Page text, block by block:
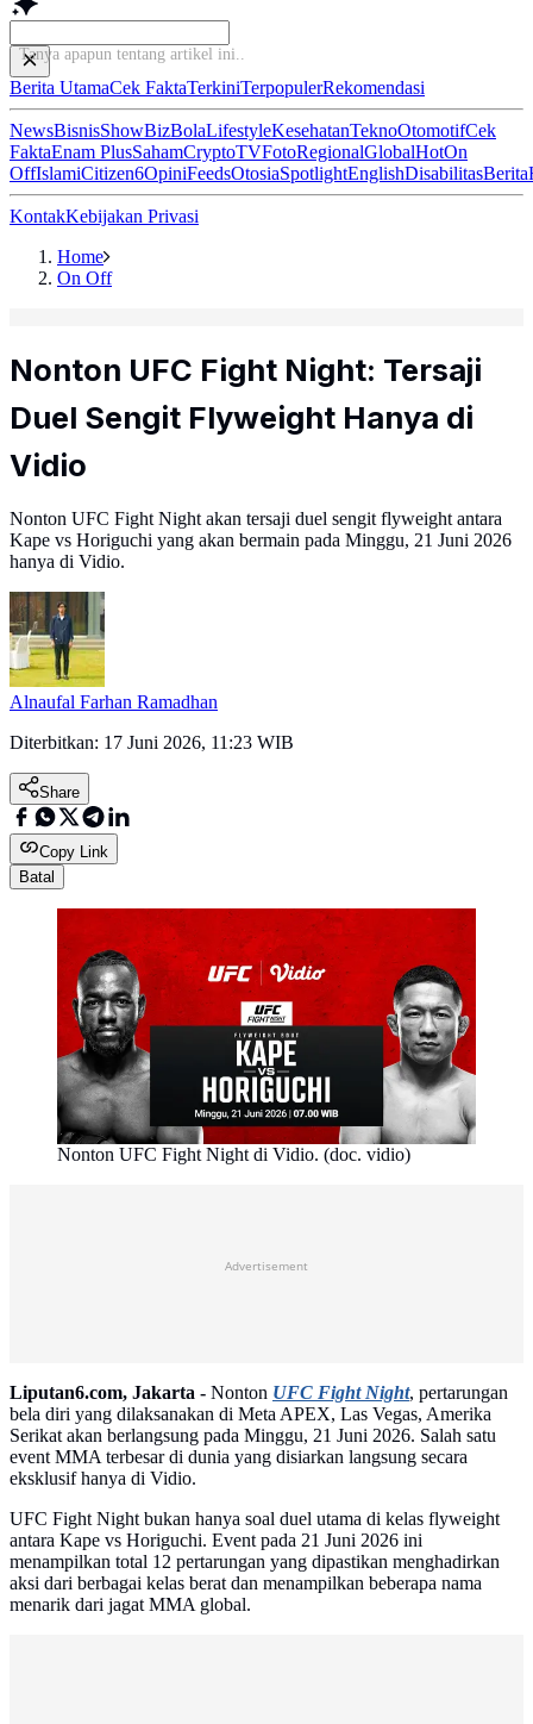
Tanya apapun tentang artikel ini...
Berita UtamaCek FaktaTerkiniTerpopulerRekomendasi
NewsBisnisShowBizBolaLifestyleKesehatanTeknoOtomotifCek
FaktaEnam PlusSahamCryptoTVFotoRegionalGlobalHotOn
OffIslamiCitizen6OpiniFeedsOtosiaSpotlightEnglishDisabilitasBerita
KontakKebijakan Privasi
Home
On Off
Nonton UFC Fight Night: Tersaji
Duel Sengit Flyweight Hanya di
Vidio
Nonton UFC Fight Night akan tersaji duel sengit flyweight antara
Kape vs Horiguchi yang akan bermain pada Minggu, 21 Juni 2026
hanya di Vidio.
Alnaufal Farhan Ramadhan
Diterbitkan: 17 Juni 2026, 11:23 WIB
Share
Copy Link
Batal
Nonton UFC Fight Night di Vidio. (doc. vidio)
Advertisement
Liputan6.com, Jakarta - Nonton UFC Fight Night, pertarungan
bela diri yang dilaksanakan di Meta APEX, Las Vegas, Amerika
Serikat akan berlangsung pada Minggu, 21 Juni 2026. Salah satu
event MMA terbesar di dunia yang disiarkan langsung secara
eksklusif hanya di Vidio.
UFC Fight Night bukan hanya soal duel utama di kelas flyweight
antara Kape vs Horiguchi. Event pada 21 Juni 2026 ini
menampilkan total 12 pertarungan yang dipastikan menghadirkan
aksi dari berbagai kelas berat dan menampilkan beberapa nama
menarik dari jagat MMA global.